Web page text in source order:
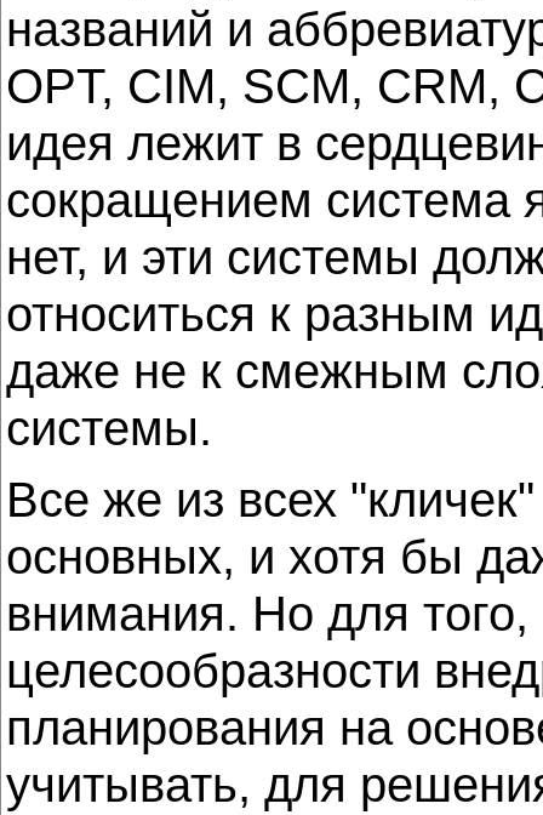
названий и
OPT, CIM, SCM, CRM,
идея лежит в
сокращением система
нет, и эти системы
относиться к разным
даже не к смежным
системы.
Все же из всех
основных, и хотя бы
внимания. Но для
целесообразности
планирования на
учитывать, для